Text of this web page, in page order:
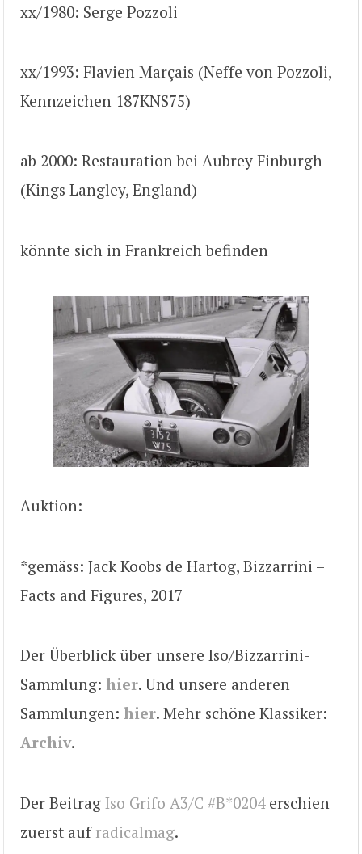
xx/1980: Serge Pozzoli
xx/1993: Flavien Marçais (Neffe von Pozzoli,
Kennzeichen 187KNS75)
ab 2000: Restauration bei Aubrey Finburgh
(Kings Langley, England)
könnte sich in Frankreich befinden
Auktion: –
*gemäss: Jack Koobs de Hartog, Bizzarrini –
Facts and Figures, 2017
Der Überblick über unsere Iso/Bizzarrini-
Sammlung: hier. Und unsere anderen
Sammlungen: hier. Mehr schöne Klassiker:
Archiv.
Der Beitrag Iso Grifo A3/C #B*0204erschien
zuerst auf radicalmag.